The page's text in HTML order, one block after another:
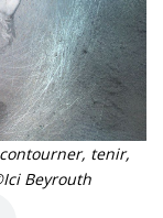
tenir,
Beyrouth